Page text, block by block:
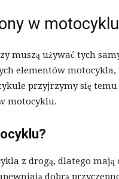
w
muszą używać tych
elementów motocykla,
przyjrzymy się
motocyklu.
z drogą, dlatego mają
dobrą